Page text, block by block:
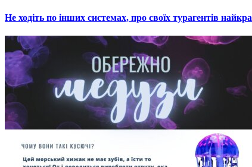
Не ходіть по інших системах, про своїх турагентів